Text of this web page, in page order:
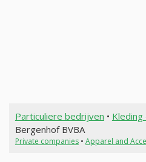
Particuliere bedrijven • Kleding
Bergenhof BVBA
Private companies• Apparel and